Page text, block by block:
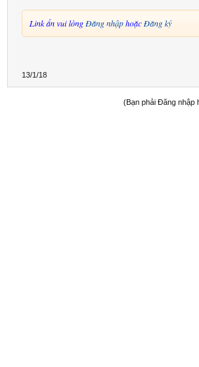
Link ẩn vui lòngĐăng nhậphoặcĐăng ký
13/1/18
(Bạn phải Đăng nhập